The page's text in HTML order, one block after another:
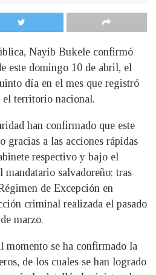
Nayib Bukele confirmó
este domingo 10 de abril, el
día en el mes que registró
territorio nacional.
han confirmado que este
gracias a las acciones rápidas
respectivo y bajo el
salvadoreño; tras
de Excepción en
criminal realizada el pasado
marzo.
momento se ha confirmado la
de los cuales se han logrado